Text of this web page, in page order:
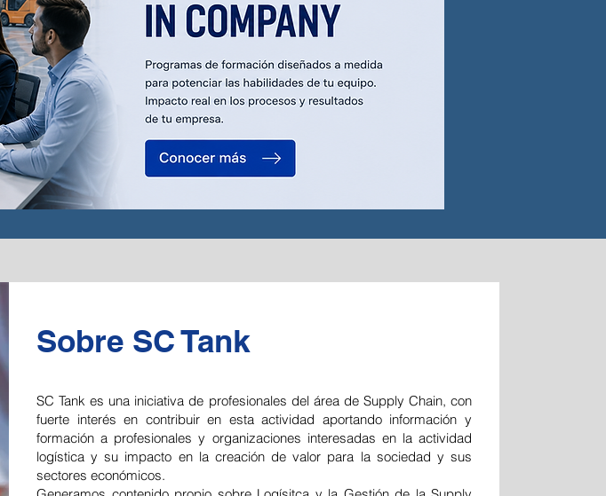
Sobre SC Tank
SC Tank es una iniciativa de profesionales del área de Supply Chain, con
fuerte interés en contribuir en esta actividad aportando información y
formación a profesionales y organizaciones interesadas en la actividad
logística y su impacto en la creación de valor para la sociedad y sus
sectores económicos.